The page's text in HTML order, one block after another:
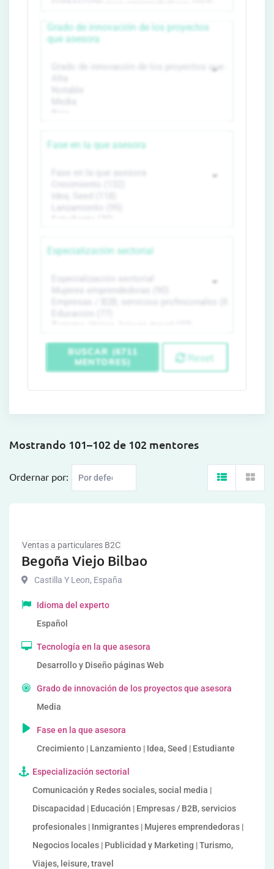
Grado de innovación de los proyectos
que asesora
Fase en la que asesora
Especialización sectorial
BUSCAR (6711
MENTORES)
Reset
Mostrando 101–102 de 102 mentores
Ordernar por:
Ventas a particulares B2C
Begoña Viejo Bilbao
Castilla Y Leon, España
Idioma del experto
Español
Tecnología en la que asesora
Desarrollo y Diseño páginas Web
Grado de innovación de los proyectos que asesora
Media
Fase en la que asesora
Crecimiento | Lanzamiento | Idea, Seed | Estudiante
Especialización sectorial
Comunicación y Redes sociales, social media |
Discapacidad | Educación | Empresas / B2B, servicios
profesionales | Inmigrantes | Mujeres emprendedoras |
Negocios locales | Publicidad y Marketing | Turismo,
Viajes, leisure, travel